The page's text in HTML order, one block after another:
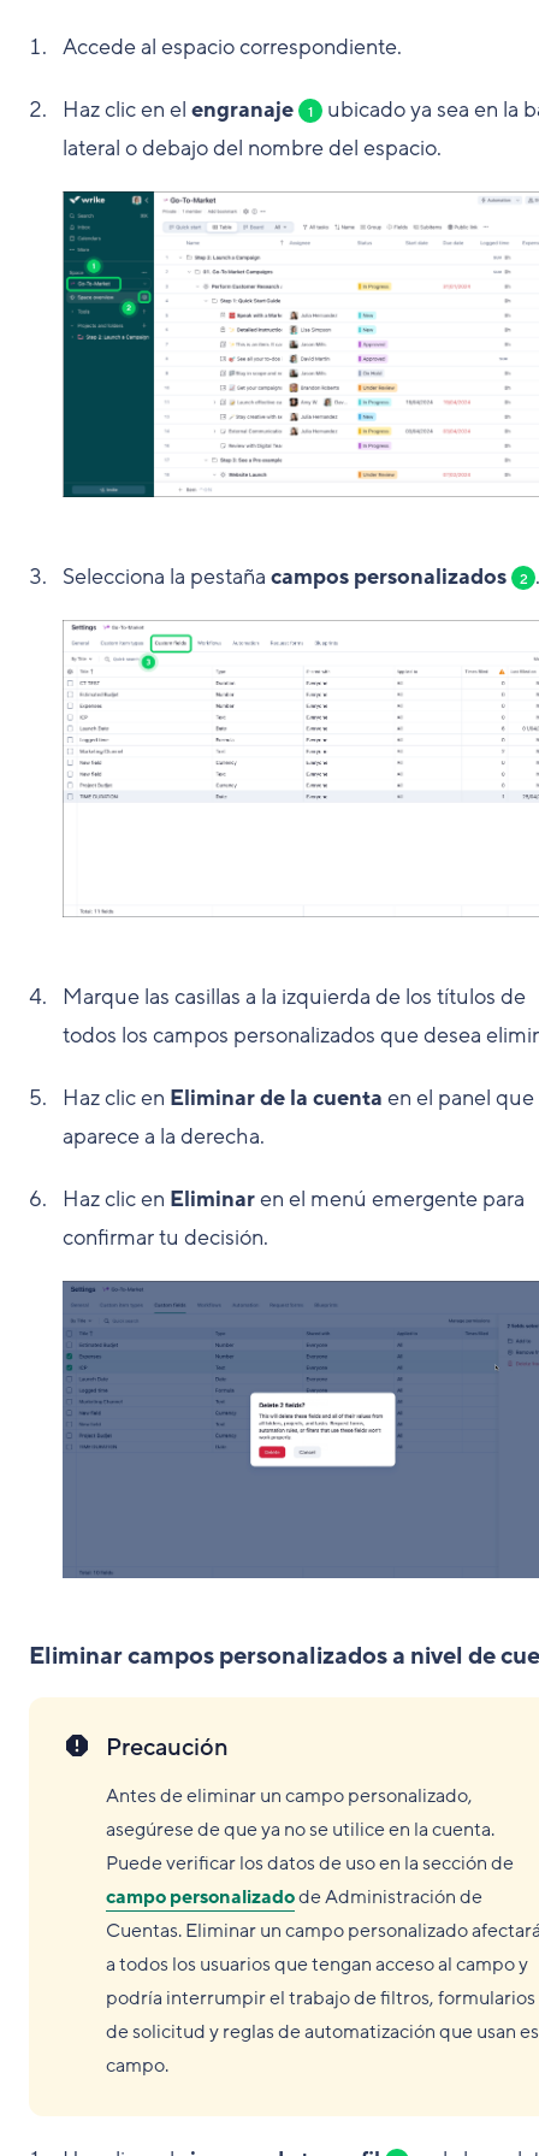
Accede al espacio correspondiente.
Haz clic en el engranaje 1
ubicado ya sea en la
lateral o debajo del nombre del espacio.
Selecciona la pestaña campos personalizados 2 .
Marque las casillas a la izquierda de los títulos de
todos los campos personalizados que desea
Haz clic en Eliminar de la cuenta en el panel que
aparece a la derecha.
Haz clic en Eliminaren el menú emergente para
confirmar tu decisión.
Eliminar campos personalizados a nivel de
Precaución
Antes de eliminar un campo personalizado,
asegúrese de que ya no se utilice en la cuenta.
Puede verificar los datos de uso en la sección de
campo personalizadode Administración de
Cuentas. Eliminar un campo personalizado
a todos los usuarios que tengan acceso al campo y
podría interrumpir el trabajo de filtros, formularios
de solicitud y reglas de automatización que usan
campo.